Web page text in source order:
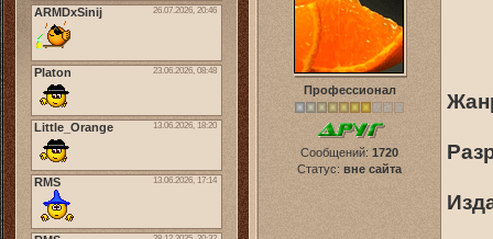
Профессионал
Сообщений: 1720
Статус: вне сайта